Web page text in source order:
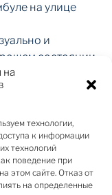
на
технологии,
к информации
технологий
поведение при
этом сайте. Отказ от
на определенные
на улице
и
состоянии.
помещения;